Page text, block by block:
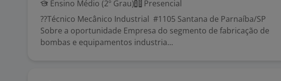
Ensino Médio (2º Grau)
Presencial
??Técnico Mecânico Industrial #1105 Santana de Parnaíba/SP
Sobre a oportunidade Empresa do segmento de fabricação de
bombas e equipamentos industria...